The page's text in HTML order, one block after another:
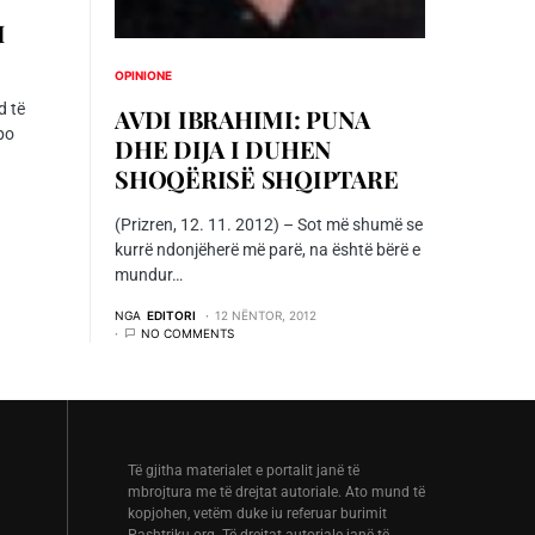
të
OPINIONE
AVDI IBRAHIMI: PUNA
DHE DIJA I DUHEN
SHOQËRISË SHQIPTARE
(Prizren, 12. 11. 2012) – Sot më shumë se
kurrë ndonjëherë më parë, na është bërë e
mundur…
NGA EDITORI
12 NËNTOR, 2012
NO COMMENTS
Të gjitha materialet e portalit janë të
mbrojtura me të drejtat autoriale. Ato mund të
kopjohen, vetëm duke iu referuar burimit